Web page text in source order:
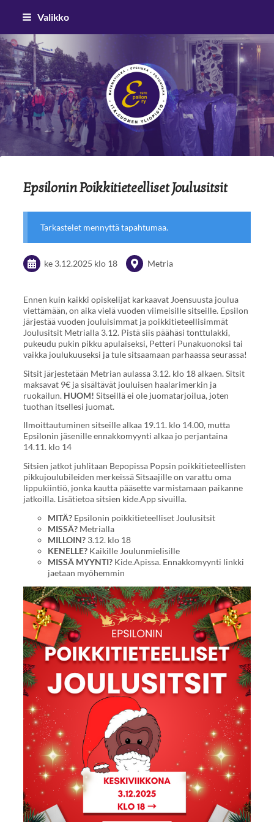
Siirry
sivun
sisältöön
Valikko
Epsilon ry
Epsilonin Poikkitieteelliset Joulusitsit
Tarkastelet mennyttä tapahtumaa.
ke 3.12.2025 klo 18 Metria
Ennen kuin kaikki opiskelijat karkaavat Joensuusta joulua
viettämään, on aika vielä vuoden viimeisille sitseille. Epsilon
järjestää vuoden jouluisimmat ja poikkitieteellisimmät
Joulusitsit Metrialla 3.12. Pistä siis päähäsi tonttulakki,
pukeudu pukin pikku apulaiseksi, Petteri Punakuonoksi tai
vaikka joulukuuseksi ja tule sitsaamaan parhaassa seurassa!
Sitsit järjestetään Metrian aulassa 3.12. klo 18 alkaen. Sitsit
maksavat 9€ ja sisältävät jouluisen haalarimerkin ja
ruokailun. HUOM! Sitseillä ei ole juomatarjoilua, joten
tuothan itsellesi juomat.
Ilmoittautuminen sitseille alkaa 19.11. klo 14.00, mutta
Epsilonin jäsenille ennakkomyynti alkaa jo perjantaina
14.11. klo 14
Sitsien jatkot juhlitaan Bepopissa Popsin poikkitieteellisten
pikkujoulubileiden merkeissä Sitsaajille on varattu oma
lippukiintiö, jonka kautta pääsette varmistamaan paikanne
jatkoilla. Lisätietoa sitsien kide.App sivuilla.
MITÄ?Epsilonin poikkitieteelliset Joulusitsit
MISSÄ? Metrialla
MILLOIN?3.12. klo 18
KENELLE? Kaikille Joulunmielisille
MISSÄ MYYNTI?Kide.Apissa. Ennakkomyynti linkki
jaetaan myöhemmin